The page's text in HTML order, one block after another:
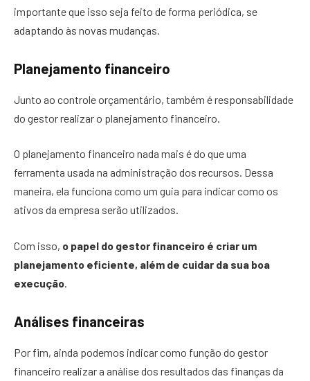
importante que isso seja feito de forma periódica, se
adaptando às novas mudanças.
Planejamento financeiro
Junto ao controle orçamentário, também é responsabilidade
do gestor realizar o planejamento financeiro.
O planejamento financeiro nada mais é do que uma
ferramenta usada na administração dos recursos. Dessa
maneira, ela funciona como um guia para indicar como os
ativos da empresa serão utilizados.
Com isso, o papel do gestor financeiro é criar um
planejamento eficiente, além de cuidar da sua boa
execução
Análises financeiras
Por fim, ainda podemos indicar como função do gestor
financeiro realizar a análise dos resultados das finanças da